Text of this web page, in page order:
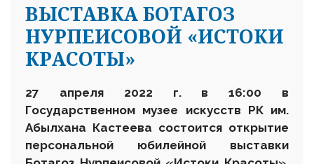
ВЫСТАВКА БОТАГОЗ
НУРПЕИСОВОЙ «ИСТОКИ
КРАСОТЫ»
27 апреля 2022 г. в 16:00 в
Государственном музее искусств РК им.
Абылхана Кастеева состоится открытие
персональной юбилейной выставки